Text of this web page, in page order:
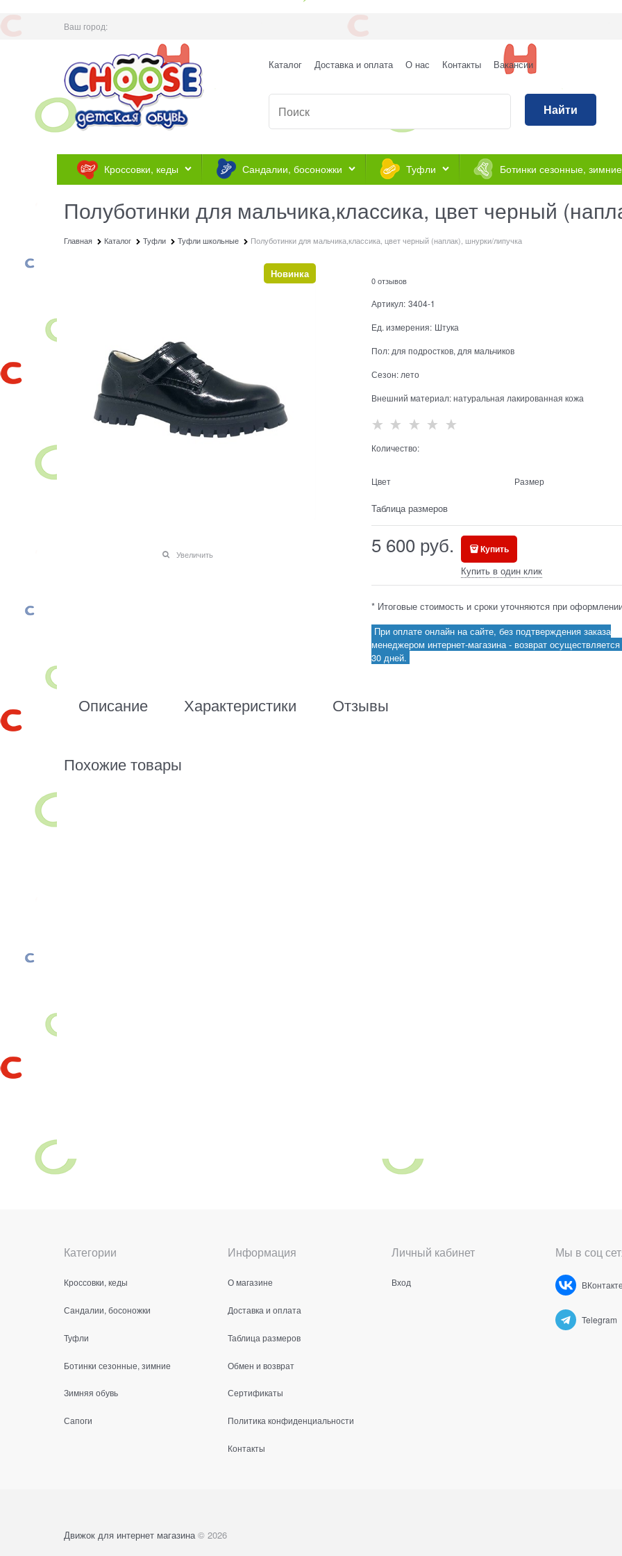
Ваш город:
Каталог Доставка и оплата О нас Контакты Вакансии
Найти
Кроссовки, кеды Сандалии, босоножки Туфли Ботинки сезонные, зимние
Полуботинки для мальчика,классика, цвет черный
Главная Каталог Туфли Туфли школьные Полуботинки для мальчика,классика, цвет черный (наплак), шнурки/липучка
Новинка
Увеличить
0 отзывов
Артикул: 3404-1
Ед. измерения: Штука
Пол: для подростков, для мальчиков
Сезон: лето
Внешний материал:натуральная лакированная кожа
Количество:
Цвет Размер
Таблица размеров
5 600 руб. Купить
Купить в один клик
* Итоговые стоимость и сроки уточняются при
При оплате онлайн на сайте, без подтверждения заказа
менеджером интернет-магазина - возврат
30 дней.
Описание Характеристики Отзывы
Похожие товары
Категории
Кроссовки, кеды
Сандалии, босоножки
Туфли
Ботинки сезонные, зимние
Зимняя обувь
Сапоги
Информация
О магазине
Доставка и оплата
Таблица размеров
Обмен и возврат
Сертификаты
Политика конфиденциальности
Контакты
Личный кабинет
Вход
Мы в соц
ВКонтакте
Telegram
Движок для интернет магазина © 2026